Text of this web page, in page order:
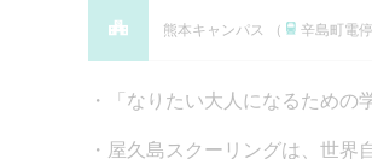
熊本キャンパス （ 辛島町電
「なりたい大人になるための
屋久島スクーリングは、世界